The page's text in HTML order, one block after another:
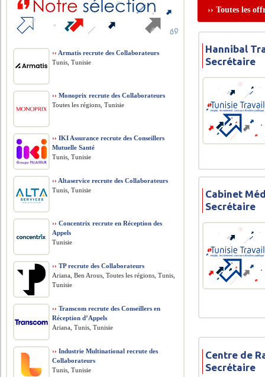
›› Toutes les
Hannibal
Secrétaire
Cabinet
Secrétaire
Centre de
Secrétaire
›› Armatis recrute des Collaborateurs
Tunis, Tunisie
›› Monoprix recrute des Collaborateurs
Toutes les régions, Tunisie
›› IKI Assurance recrute des Conseillers
Mutuelle Santé
Tunis, Tunisie
›› Altaservice recrute des Collaborateurs
Tunis, Tunisie
›› Concentrix recrute en Réception des
Appels
Tunisie
›› TP recrute des Collaborateurs
Ariana, Ben Arous, Toutes les régions, Tunis,
Tunisie
›› Transcom recrute des Conseillers en
Réception d’Appels
Ariana, Tunis, Tunisie
›› Industrie Multinational recrute des
Collaborateurs
Tunis, Tunisie